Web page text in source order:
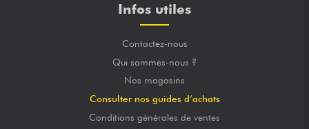
Infos utiles
Contactez-nous
Qui sommes-nous ?
Nos magasins
Consulter nos guides d’achats
Conditions générales de ventes